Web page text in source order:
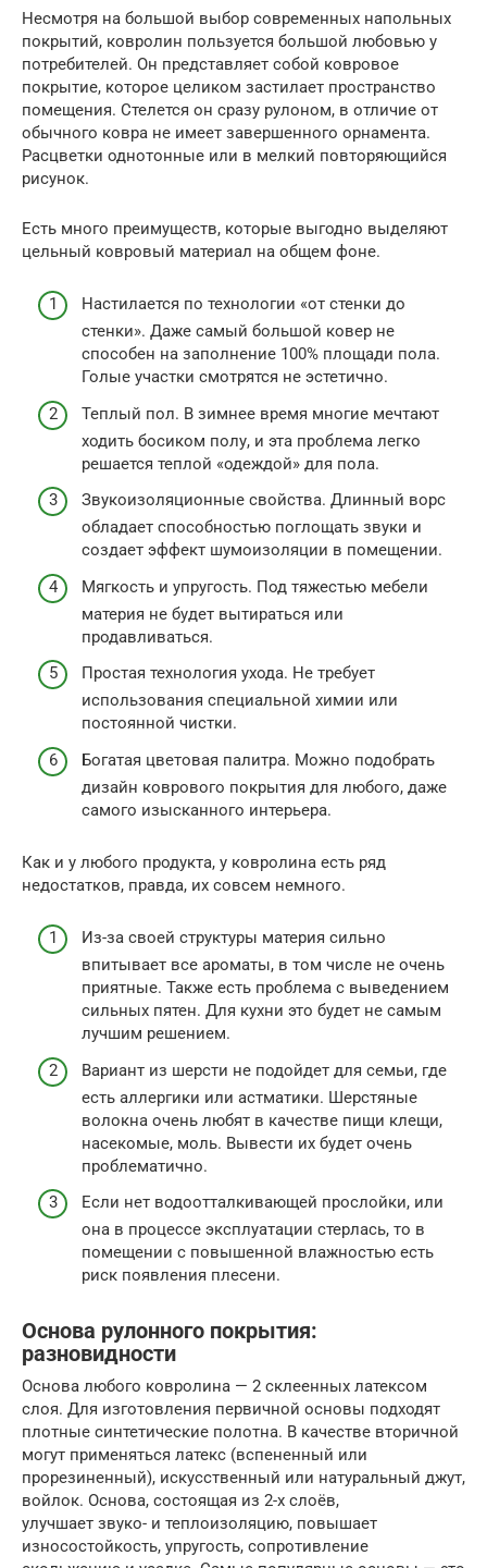
Несмотря на большой выбор современных напольных
покрытий, ковролин пользуется большой любовью у
потребителей. Он представляет собой ковровое
покрытие, которое целиком застилает пространство
помещения. Стелется он сразу рулоном, в отличие от
обычного ковра не имеет завершенного орнамента.
Расцветки однотонные или в мелкий повторяющийся
рисунок.
Есть много преимуществ, которые выгодно выделяют
цельный ковровый материал на общем фоне.
Настилается по технологии «от стенки до
стенки». Даже самый большой ковер не
способен на заполнение 100% площади пола.
Голые участки смотрятся не эстетично.
Теплый пол. В зимнее время многие мечтают
ходить босиком полу, и эта проблема легко
решается теплой «одеждой» для пола.
Звукоизоляционные свойства. Длинный ворс
обладает способностью поглощать звуки и
создает эффект шумоизоляции в помещении.
Мягкость и упругость. Под тяжестью мебели
материя не будет вытираться или
продавливаться.
Простая технология ухода. Не требует
использования специальной химии или
постоянной чистки.
Богатая цветовая палитра. Можно подобрать
дизайн коврового покрытия для любого, даже
самого изысканного интерьера.
Как и у любого продукта, у ковролина есть ряд
недостатков, правда, их совсем немного.
Из-за своей структуры материя сильно
впитывает все ароматы, в том числе не очень
приятные. Также есть проблема с выведением
сильных пятен. Для кухни это будет не самым
лучшим решением.
Вариант из шерсти не подойдет для семьи, где
есть аллергики или астматики. Шерстяные
волокна очень любят в качестве пищи клещи,
насекомые, моль. Вывести их будет очень
проблематично.
Если нет водоотталкивающей прослойки, или
она в процессе эксплуатации стерлась, то в
помещении с повышенной влажностью есть
риск появления плесени.
Основа рулонного покрытия:
разновидности
Основа любого ковролина — 2 склеенных латексом
слоя. Для изготовления первичной основы подходят
плотные синтетические полотна. В качестве вторичной
могут применяться латекс (вспененный или
прорезиненный), искусственный или натуральный джут,
войлок. Основа, состоящая из 2-х слоёв,
улучшает звуко- и теплоизоляцию, повышает
износостойкость, упругость, сопротивление